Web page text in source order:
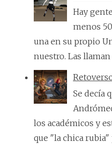
Hay
menos
una en su propio
nuestro. Las
Se decía
los académicos y
que "la chica rubia"